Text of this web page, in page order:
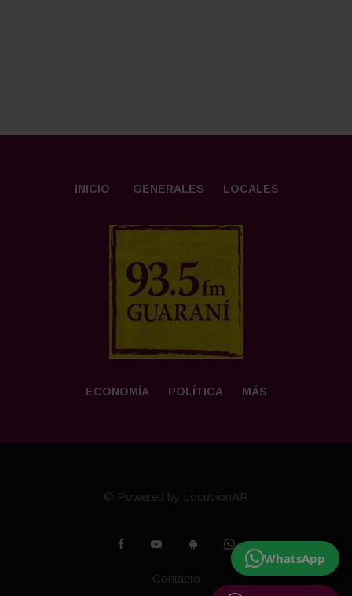
WhatsApp
INICIO GENERALES LOCALES
ECONOMÍA POLÍTICA MÁS
© Powered by LocucionAR
Contacto